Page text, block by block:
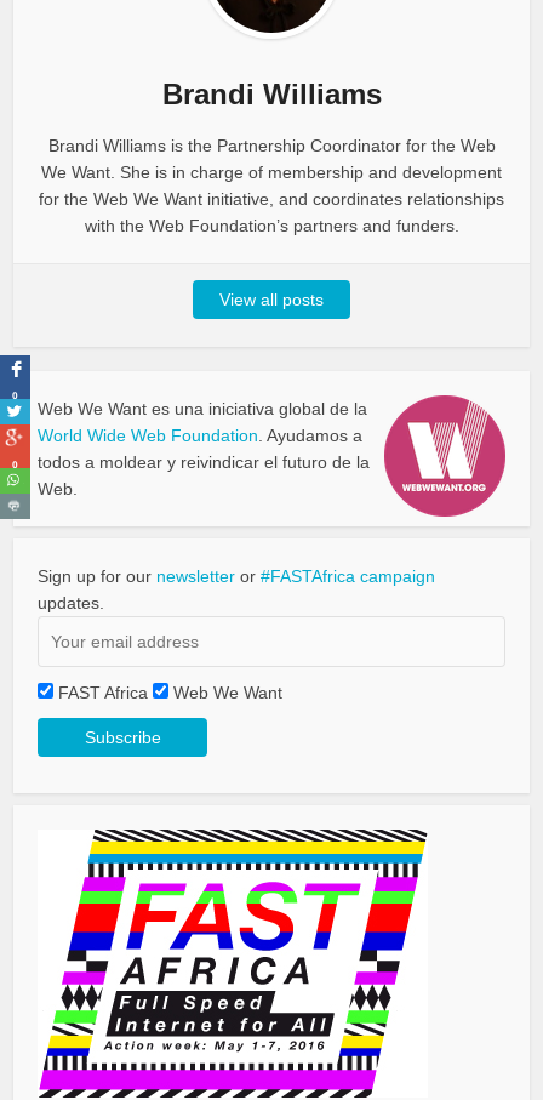
Brandi Williams
Brandi Williams is the Partnership Coordinator for the Web
We Want. She is in charge of membership and development
for the Web We Want initiative, and coordinates relationships
with the Web Foundation’s partners and funders.
View all posts
Web We Want es una iniciativa global de la
World Wide Web Foundation . Ayudamos a
todos a moldear y reivindicar el futuro de la
Web.
Sign up for our newsletter or#FASTAfrica campaign
updates.
FAST Africa Web We Want
0
0